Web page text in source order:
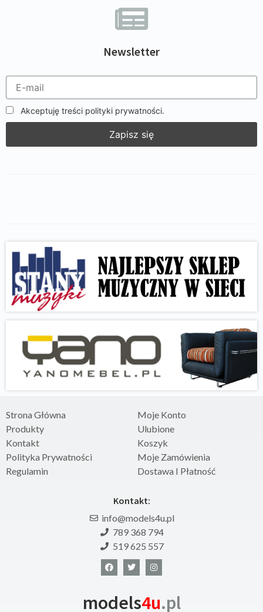
Newsletter
Akceptuję treści polityki prywatności.
Strona Główna
Produkty
Kontakt
Polityka Prywatności
Regulamin
Moje Konto
Ulubione
Koszyk
Moje Zamówienia
Dostawa I Płatność
Kontakt:
info@models4u.pl
789 368 794
519 625 557
models4u.pl